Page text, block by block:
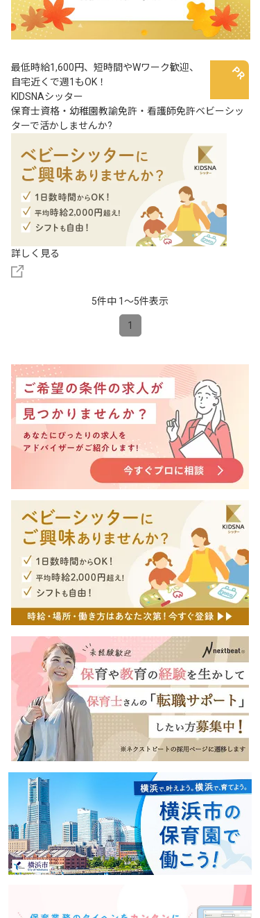
最低時給1,600円、短時間やWワーク歓迎、
自宅近くで週1もOK！
KIDSNAシッター
保育士資格・幼稚園教諭免許・看護師免許ベビーシッ
ターで活かしませんか?
詳しく見る
5件中 1〜5件表示
1